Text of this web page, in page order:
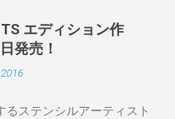
エディション作
発売！
るステンシルアーティスト